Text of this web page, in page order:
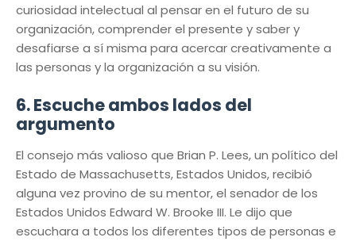
curiosidad intelectual al pensar en el futuro de su
organización, comprender el presente y saber y
desafiarse a sí misma para acercar creativamente a
las personas y la organización a su visión.
6. Escuche ambos lados del
argumento
El consejo más valioso que Brian P. Lees, un político del
Estado de Massachusetts, Estados Unidos, recibió
alguna vez provino de su mentor, el senador de los
Estados Unidos Edward W. Brooke III. Le dijo que
escuchara a todos los diferentes tipos de personas e